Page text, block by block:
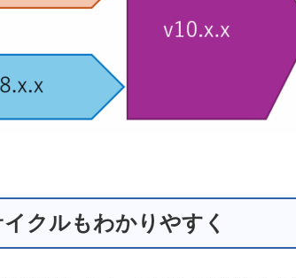
クルもわかりやすく